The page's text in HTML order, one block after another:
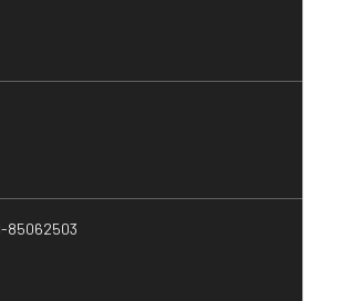
85062503